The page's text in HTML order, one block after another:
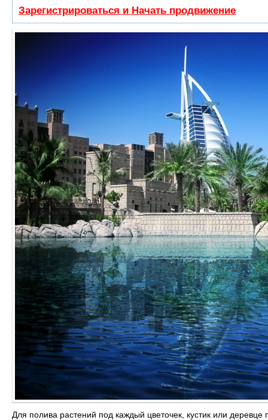
Зарегистрироваться и Начать продвижение
Для полива растений под каждый цветочек, кустик или